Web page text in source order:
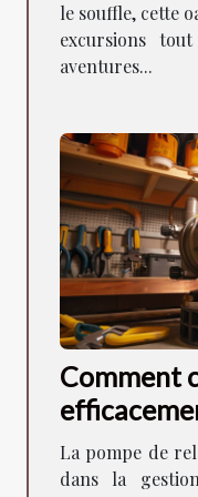
le souffle, cette
excursions
aventures...
Comment
relevage
La pompe de
dans la